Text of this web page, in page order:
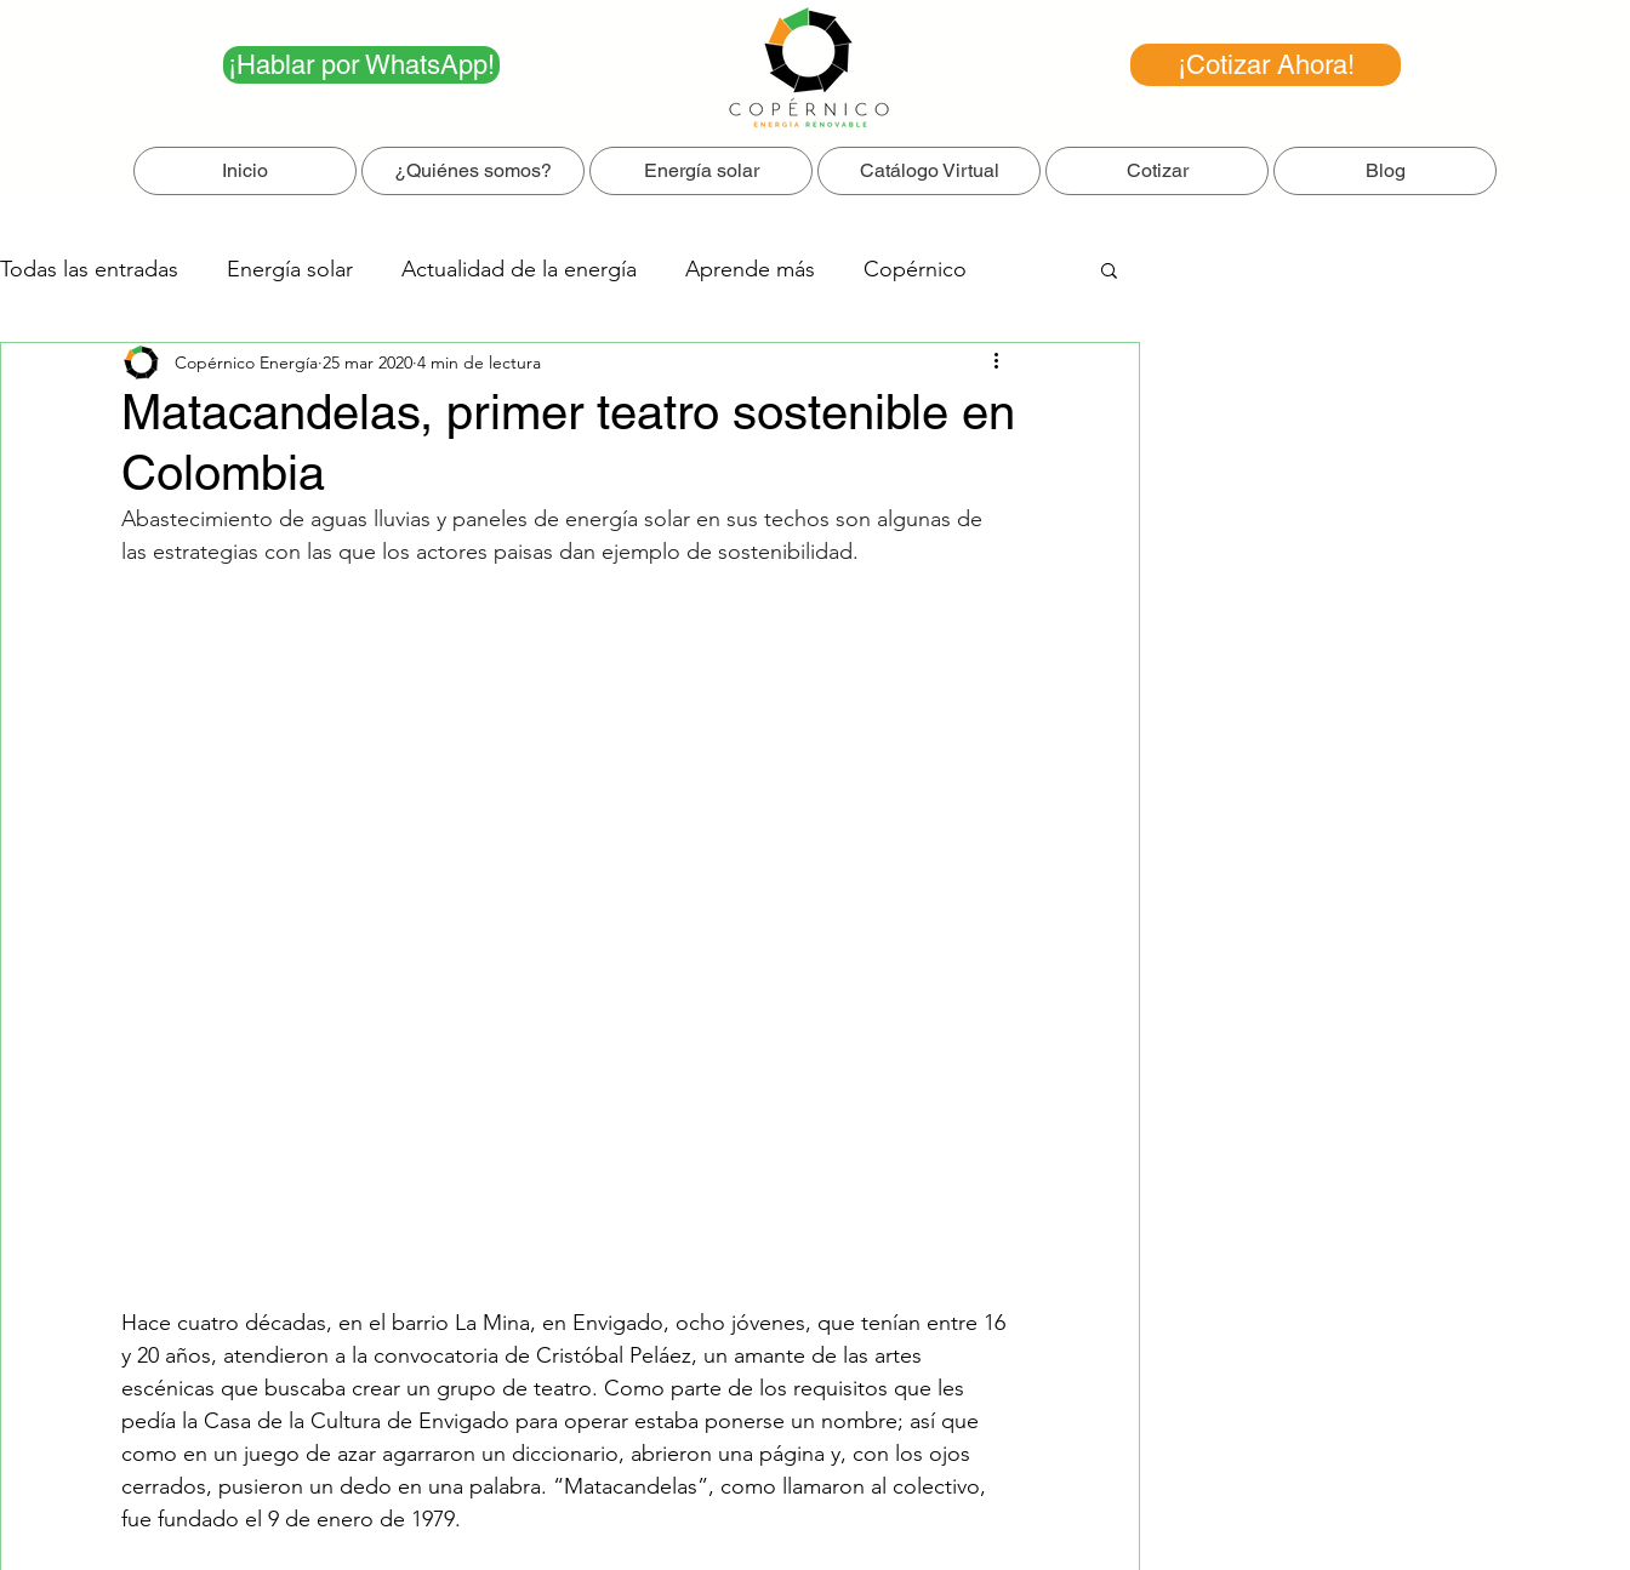
¡Hablar por WhatsApp! ¡Cotizar Ahora!
Inicio ¿Quiénes somos? Energía solar Catálogo Virtual Cotizar Blog
Todas las entradas Energía solar Actualidad de la energía Aprende más Copérnico
Los 5 más leídos
Matacandelas, primer teatro sostenible en
Colombia
Copérnico Energía 25 mar 2020 4 min de lectura
Abastecimiento de aguas lluvias y paneles de energía solar en sus techos son algunas de
las estrategias con las que los actores paisas dan ejemplo de sostenibilidad.
Hace cuatro décadas, en el barrio La Mina, en Envigado, ocho jóvenes, que tenían entre 16
y 20 años, atendieron a la convocatoria de Cristóbal Peláez, un amante de las artes
escénicas que buscaba crear un grupo de teatro. Como parte de los requisitos que les
pedía la Casa de la Cultura de Envigado para operar estaba ponerse un nombre; así que
como en un juego de azar agarraron un diccionario, abrieron una página y, con los ojos
cerrados, pusieron un dedo en una palabra. “Matacandelas”, como llamaron al colectivo,
fue fundado el 9 de enero de 1979.